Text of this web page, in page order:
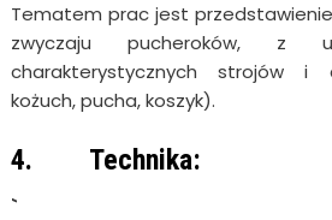
Tematem prac jest
zwyczaju pucheroków, z
charakterystycznych strojów i
kożuch, pucha, koszyk).
4. Technika:
`